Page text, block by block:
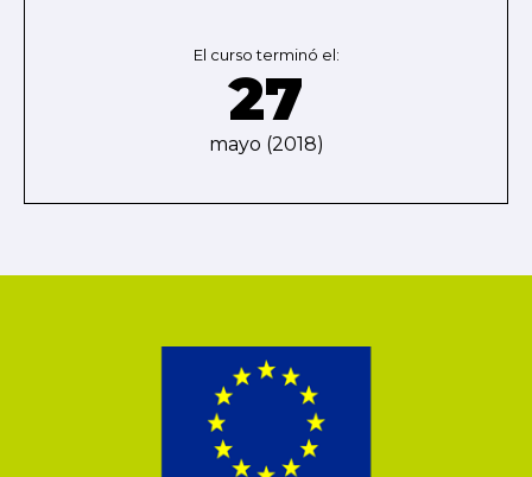
El curso terminó el:
27
mayo (2018)